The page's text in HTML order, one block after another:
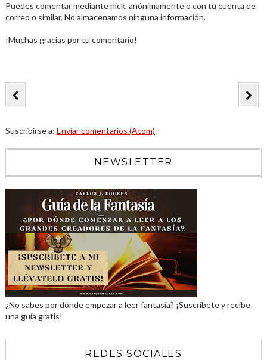
Puedes comentar mediante nick, anónimamente o con tu cuenta de
correo o similar. No almacenamos ninguna información.
¡Muchas gracias por tu comentario!
Suscribirse a: Enviar comentarios (Atom)
NEWSLETTER
¿No sabes por dónde empezar a leer fantasía? ¡Suscríbete y recibe
una guía gratis!
REDES SOCIALES